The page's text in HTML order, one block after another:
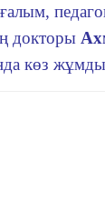
ғалым,
докторы
көз